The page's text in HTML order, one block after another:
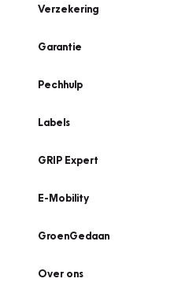
Verzekering
Garantie
Pechhulp
Labels
GRIP Expert
E-Mobility
GroenGedaan
Over ons